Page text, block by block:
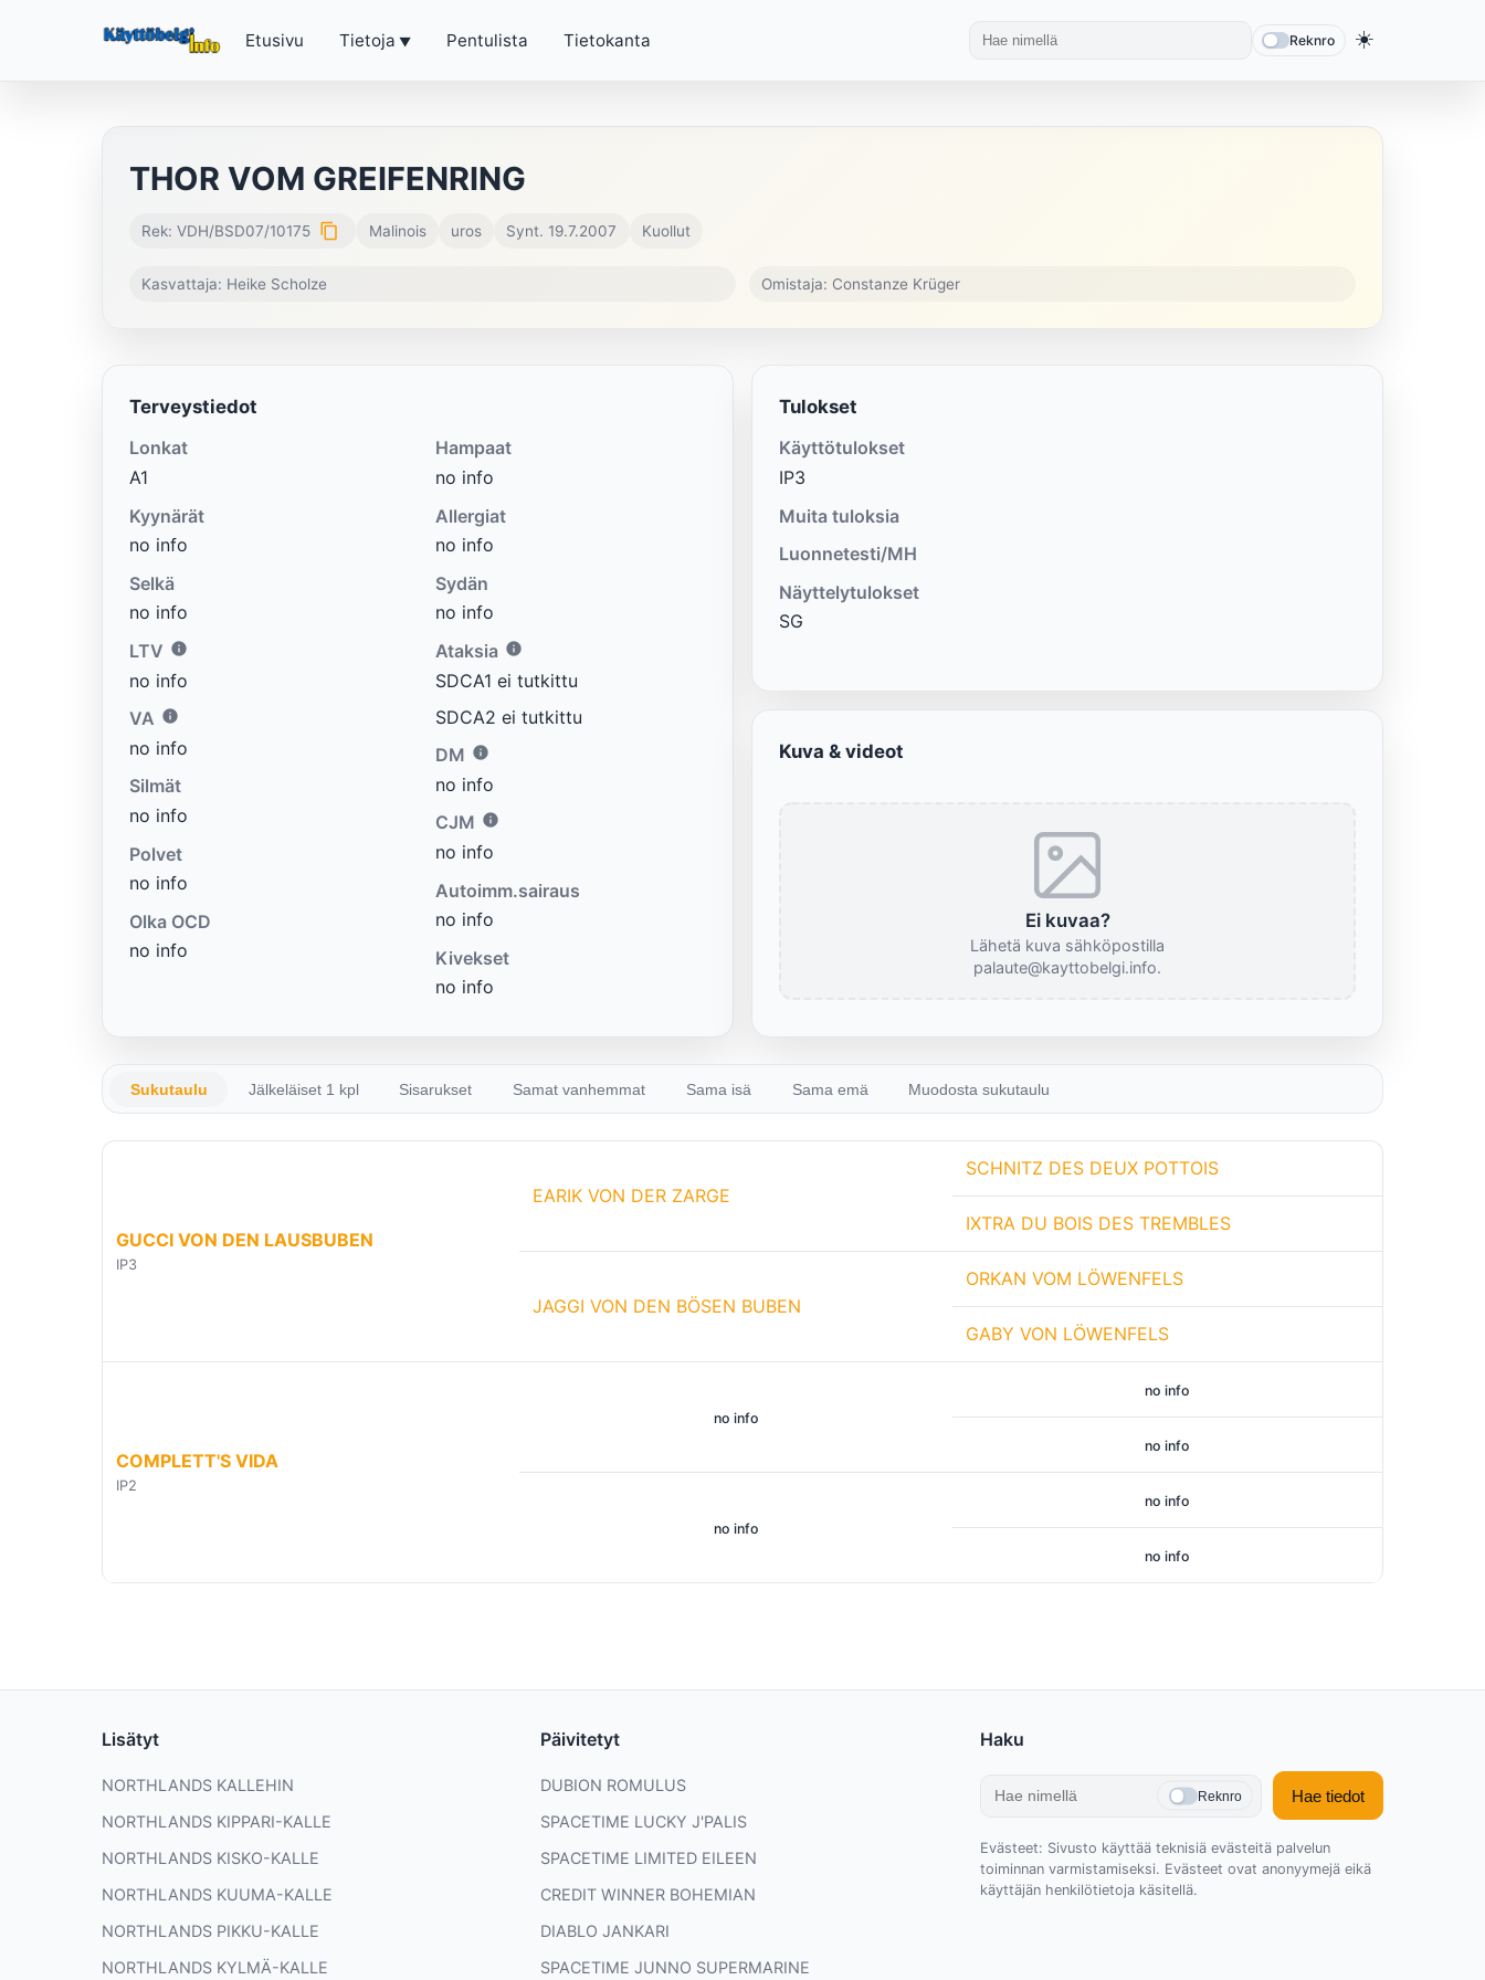
Etusivu Tietoja Pentulista Tietokanta Reknro ☀️
THOR VOM GREIFENRING
Rek: VDH/BSD07/10175 content_copy Malinois uros Synt. 19.7.2007 Kuollut
Kasvattaja: Heike Scholze Omistaja: Constanze Krüger
Terveystiedot
Lonkat
A1
Kyynärät
no info
Selkä
no info
LTV
no info
VA
no info
Silmät
no info
Polvet
no info
Olka OCD
no info
Hampaat
no info
Allergiat
no info
Sydän
no info
Ataksia
SDCA1 ei tutkittu
SDCA2 ei tutkittu
DM
no info
CJM
no info
Autoimm.sairaus
no info
Kivekset
no info
Tulokset
Käyttötulokset
IP3
Muita tuloksia
Luonnetesti/MH
Näyttelytulokset
SG
Kuva & videot
Ei kuvaa?
Lähetä kuva sähköpostilla
palaute@kayttobelgi.info.
Sukutaulu Jälkeläiset 1 kpl Sisarukset Samat vanhemmat Sama isä Sama emä Muodosta sukutaulu
GUCCI VON DEN LAUSBUBEN
IP3
EARIK VON DER ZARGE
SCHNITZ DES DEUX POTTOIS
IXTRA DU BOIS DES TREMBLES
JAGGI VON DEN BÖSEN BUBEN
ORKAN VOM LÖWENFELS
GABY VON LÖWENFELS
COMPLETT'S VIDA
IP2
no info
no info
no info
no info
no info
no info
Lisätyt
NORTHLANDS KALLEHIN
NORTHLANDS KIPPARI-KALLE
NORTHLANDS KISKO-KALLE
NORTHLANDS KUUMA-KALLE
NORTHLANDS PIKKU-KALLE
NORTHLANDS KYLMÄ-KALLE
Päivitetyt
DUBION ROMULUS
SPACETIME LUCKY J'PALIS
SPACETIME LIMITED EILEEN
CREDIT WINNER BOHEMIAN
DIABLO JANKARI
SPACETIME JUNNO SUPERMARINE
Haku
Reknro Hae tiedot
Evästeet: Sivusto käyttää teknisiä evästeitä palvelun
toiminnan varmistamiseksi. Evästeet ovat anonyymejä eikä
käyttäjän henkilötietoja käsitellä.